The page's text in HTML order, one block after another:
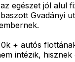
egészet jól alul
Gvadányi
+ autós
intézik,